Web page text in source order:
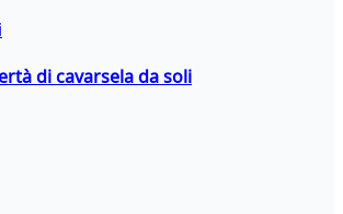
di cavarsela da soli